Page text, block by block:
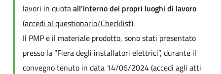
lavori in quotaall’interno dei propri luoghi di lavoro
(accedi al questionario/Checklist).
Il PMP e il materiale prodotto, sono stati presentato
presso la “Fiera degli installatori elettrici”, durante il
convegno tenuto in data 14/06/2024 (accedi agli atti